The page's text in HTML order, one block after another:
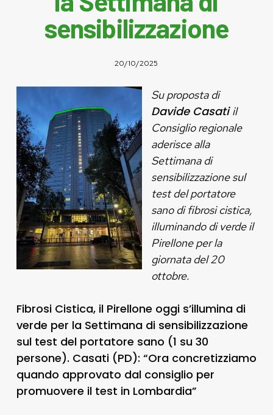
sensibilizzazione
20/10/2025
Su proposta di
Davide Casatiil
Consiglio regionale
aderisce alla
Settimana di
sensibilizzazione sul
test del portatore
sano di fibrosi cistica,
illuminando di verde il
Pirellone per la
giornata del 20
ottobre.
Fibrosi Cistica, il Pirellone oggi s’illumina di
verde per la Settimana di sensibilizzazione
sul test del portatore sano (1 su 30
persone). Casati (PD): “Ora concretizziamo
quando approvato dal consiglio per
promuovere il test in Lombardia”